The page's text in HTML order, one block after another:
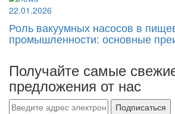
22.01.2026
Роль вакуумных насосов в
промышленности: основные
Получайте самые
предложения от нас
Подписаться